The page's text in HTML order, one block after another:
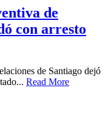
de
con arresto
de Santiago dejó
Read More